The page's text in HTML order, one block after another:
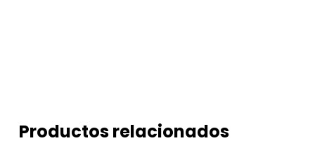
Productos relacionados